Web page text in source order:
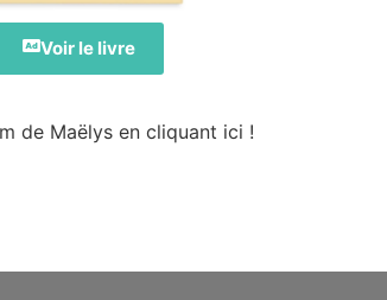
Voir le livre
de Maëlys en cliquant ici !